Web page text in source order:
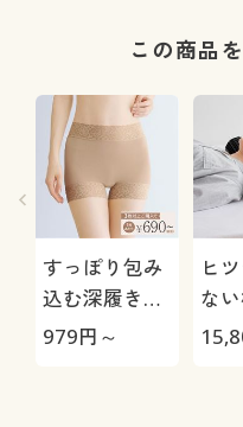
この商品
すっぽり包み
込む深履きレ
ーシィショー
979円～
ヒ
な
極-